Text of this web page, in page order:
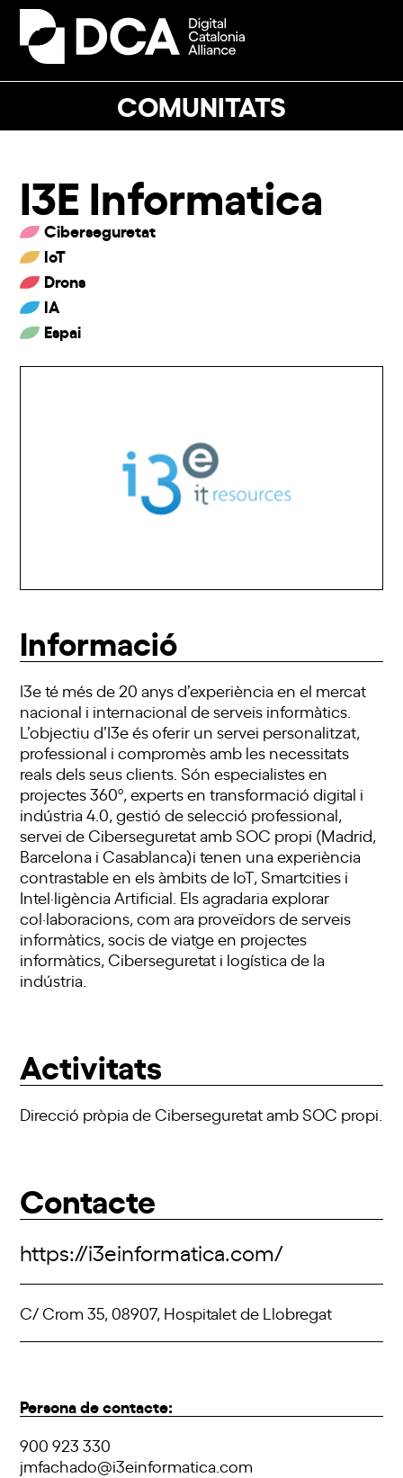
Skip
content
COMUNITATS
Open
mobile
Close
mobile
I3E Informatica
Ciberseguretat
IoT
Drons
IA
Espai
Informació
I3e té més de 20 anys d’experiència en el mercat
nacional i internacional de serveis informàtics.
L’objectiu d’I3e és oferir un servei personalitzat,
professional i compromès amb les necessitats
reals dels seus clients. Són especialistes en
projectes 360º, experts en transformació digital i
indústria 4.0, gestió de selecció professional,
servei de Ciberseguretat amb SOC propi (Madrid,
Barcelona i Casablanca)i tenen una experiència
contrastable en els àmbits de IoT, Smartcities i
Intel·ligència Artificial. Els agradaria explorar
col·laboracions, com ara proveïdors de serveis
informàtics, socis de viatge en projectes
informàtics, Ciberseguretat i logística de la
indústria.
Activitats
Direcció pròpia de Ciberseguretat amb SOC propi.
Contacte
https://i3einformatica.com/
C/ Crom 35, 08907, Hospitalet de Llobregat
Persona de contacte:
900 923 330
jmfachado@i3einformatica.com